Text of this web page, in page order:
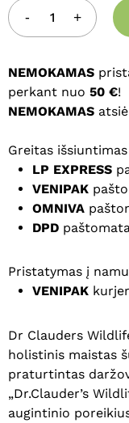
NEMOKAMAS
perkant nuo 50 €!
NEMOKAMAS
Greitas
LP EXPRESS
VENIPAK
OMNIVA
DPD
Pristatymas į
VENIPAK
Dr Clauders
holistinis maistas
praturtintas
„Dr.Clauder’s
augintinio